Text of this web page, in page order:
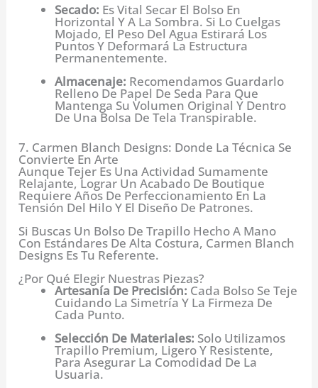
Secado: Es Vital Secar El Bolso En
Horizontal Y A La Sombra. Si Lo Cuelgas
Mojado, El Peso Del Agua Estirará Los
Puntos Y Deformará La Estructura
Permanentemente.
Almacenaje: Recomendamos Guardarlo
Relleno De Papel De Seda Para Que
Mantenga Su Volumen Original Y Dentro
De Una Bolsa De Tela Transpirable.
7. Carmen Blanch Designs: Donde La Técnica Se
Convierte En Arte
Aunque Tejer Es Una Actividad Sumamente
Relajante, Lograr Un Acabado De Boutique
Requiere Años De Perfeccionamiento En La
Tensión Del Hilo Y El Diseño De Patrones.
Si Buscas Un Bolso De Trapillo Hecho A Mano
Con Estándares De Alta Costura, Carmen Blanch
Designs Es Tu Referente.
¿Por Qué Elegir Nuestras Piezas?
Artesanía De Precisión: Cada Bolso Se Teje
Cuidando La Simetría Y La Firmeza De
Cada Punto.
Selección De Materiales: Solo Utilizamos
Trapillo Premium, Ligero Y Resistente,
Para Asegurar La Comodidad De La
Usuaria.